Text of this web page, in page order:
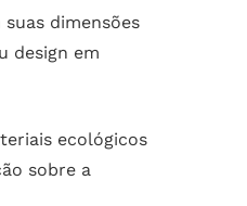
dimensões
design em
ecológicos
sobre a